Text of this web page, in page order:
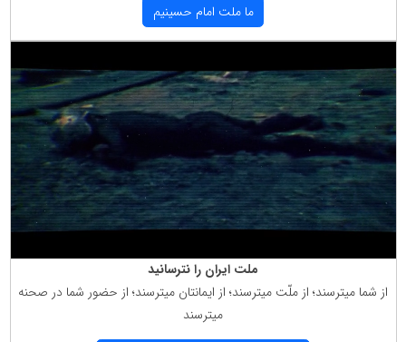
ما ملت امام حسینیم
ملت ایران را نترسانید
از شما میترسند؛ از ملّت میترسند؛ از ایمانتان میترسند؛ از حضور شما در صحنه
میترسند